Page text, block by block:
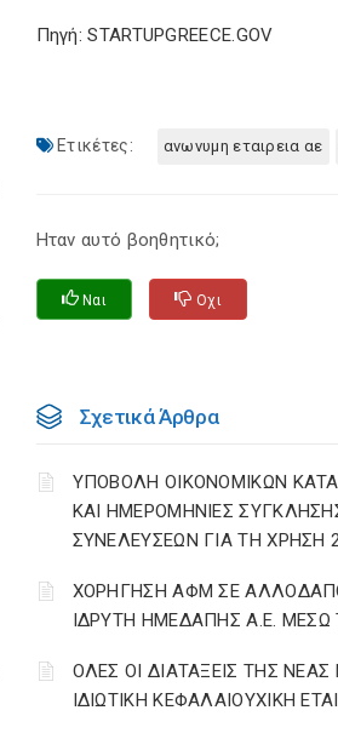
Πηγή: STARTUPGREECE.GOV
Ετικέτες: ανωνυμη εταιρεια αε
Ηταν αυτό βοηθητικό;
Ναι Οχι
Σχετικά Άρθρα
ΥΠΟΒΟΛΗ ΟΙΚΟΝΟΜΙΚΩΝ
ΚΑΙ ΗΜΕΡΟΜΗΝΙΕΣ
ΣΥΝΕΛΕΥΣΕΩΝ ΓΙΑ ΤΗ ΧΡΗΣΗ
ΧΟΡΗΓΗΣΗ ΑΦΜ ΣΕ
ΙΔΡΥΤΗ ΗΜΕΔΑΠΗΣ Α.Ε. ΜΕΣΩ
ΟΛΕΣ ΟΙ ΔΙΑΤΑΞΕΙΣ ΤΗΣ ΝΕΑΣ
ΙΔΙΩΤΙΚΗ ΚΕΦΑΛΑΙΟΥΧΙΚΗ